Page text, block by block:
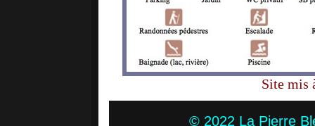
Site mis
© 2022 La Pierre